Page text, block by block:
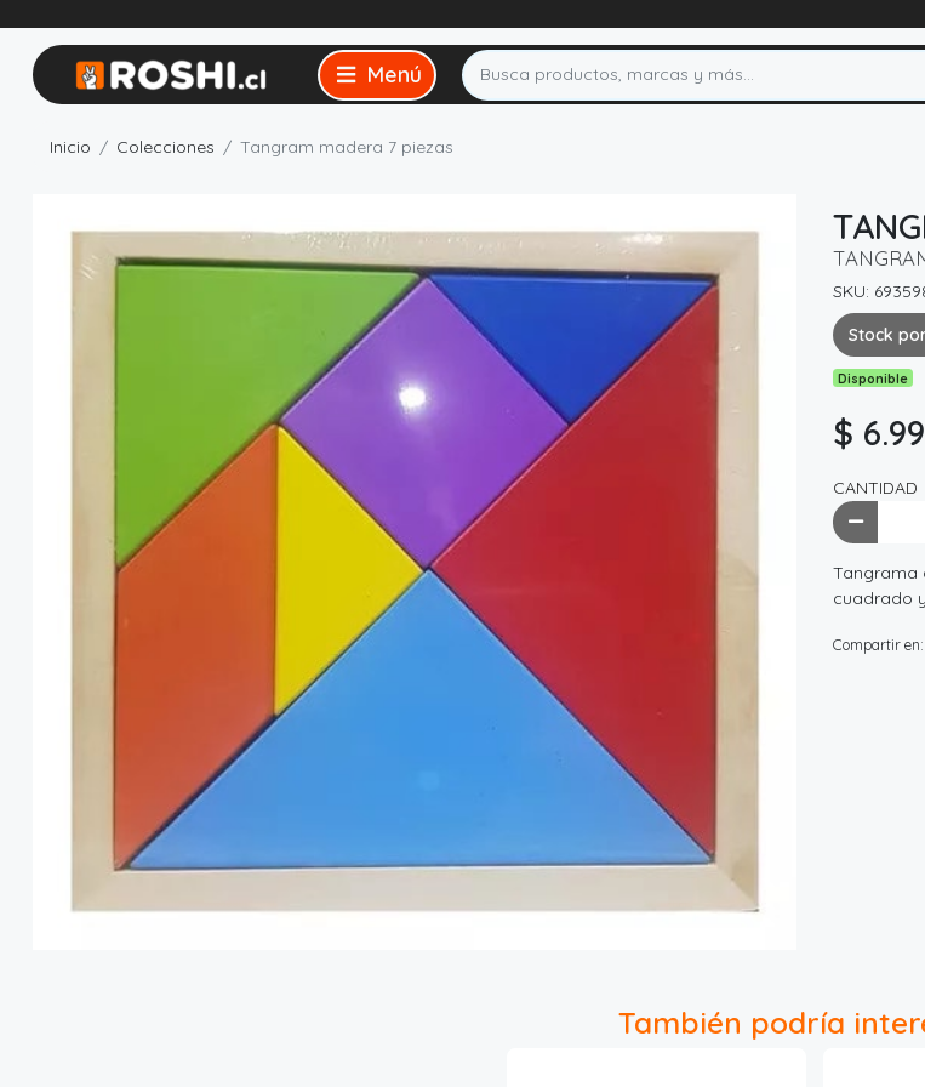
Inicio Colecciones Tangram madera 7 piezas
SKU:
Stock
Disponible
$
CANTIDAD
Tangrama
cuadrado
Compartir en:
También podría